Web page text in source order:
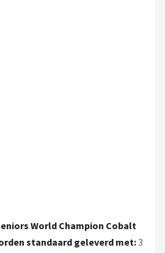
World Champion Cobalt
standaard geleverd met:3